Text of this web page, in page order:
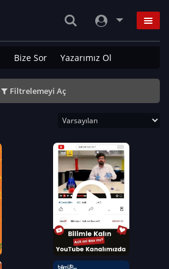
Bize Sor Yazarımız Ol
Filtrelemeyi Aç